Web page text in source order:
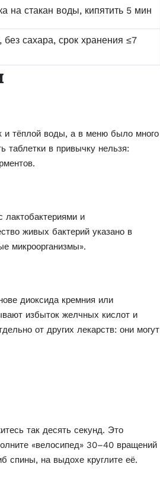
на стакан воды, кипятить 5 мин
сахара, срок хранения ≤7
и тёплой воды, а в меню было много
таблетки в привычку нельзя:
и
живых бактерий указано в
микроорганизмы».
диоксида кремния или
избыток желчных кислот и
от других лекарств: они могут
так десять секунд. Это
«велосипед» 30–40 вращений
спины, на выдохе круглите её.